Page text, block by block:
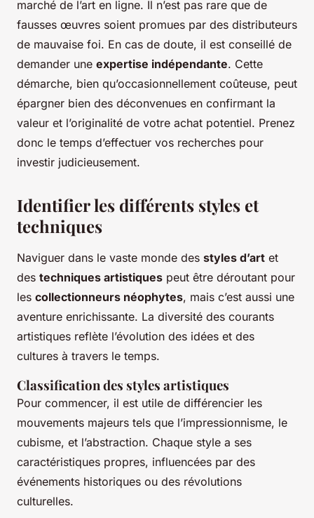
marché de l’art en ligne. Il n’est pas rare que de
fausses œuvres soient promues par des distributeurs
de mauvaise foi. En cas de doute, il est conseillé de
demander une expertise indépendante. Cette
démarche, bien qu’occasionnellement coûteuse, peut
épargner bien des déconvenues en confirmant la
valeur et l’originalité de votre achat potentiel. Prenez
donc le temps d’effectuer vos recherches pour
investir judicieusement.
Identifier les différents styles et
techniques
Naviguer dans le vaste monde des styles d’art et
des techniques artistiques peut être déroutant pour
les collectionneurs néophytes, mais c’est aussi une
aventure enrichissante. La diversité des courants
artistiques reflète l’évolution des idées et des
cultures à travers le temps.
Classification des styles artistiques
Pour commencer, il est utile de différencier les
mouvements majeurs tels que l’impressionnisme, le
cubisme, et l’abstraction. Chaque style a ses
caractéristiques propres, influencées par des
événements historiques ou des révolutions
culturelles.